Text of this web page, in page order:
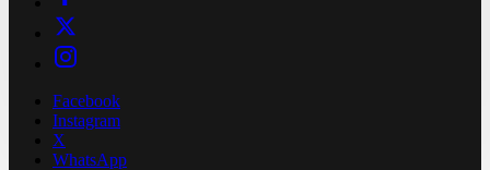
Facebook
Instagram
X
WhatsApp